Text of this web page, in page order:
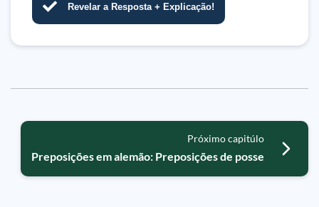
Revelar a Resposta + Explicação!
Próximo capitúlo
Preposições em alemão: Preposições de posse